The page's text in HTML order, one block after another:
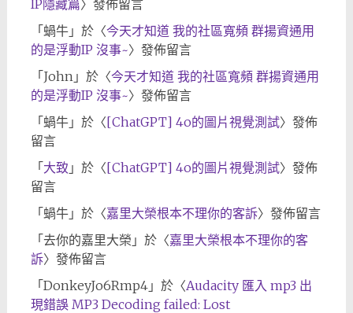
IP隱藏篇〉發佈留言
「蝸牛」於〈今天才知道 我的社區寬頻 群揚資通用
的是浮動IP 沒事~〉發佈留言
「John 」於〈今天才知道 我的社區寬頻 群揚資通用
的是浮動IP 沒事~〉發佈留言
「蝸牛」於〈[ChatGPT] 4o的圖片視覺測試〉發佈
留言
「大致 」於〈[ChatGPT] 4o的圖片視覺測試〉發佈
留言
「蝸牛」於〈嘉里大榮根本不理你的客訴〉發佈留言
「去你的嘉里大榮 」於〈嘉里大榮根本不理你的客
訴〉發佈留言
「DonkeyJo6Rmp4」於〈Audacity 匯入 mp3 出
現錯誤 MP3 Decoding failed: Lost